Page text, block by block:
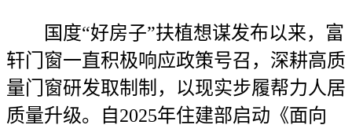
国度“好房子”扶植想谋发布以来，富
轩门窗一直积极响应政策号召，深耕高质
量门窗研发取制制，以现实步履帮力人居
质量升级。自2025年住建部启动《面向